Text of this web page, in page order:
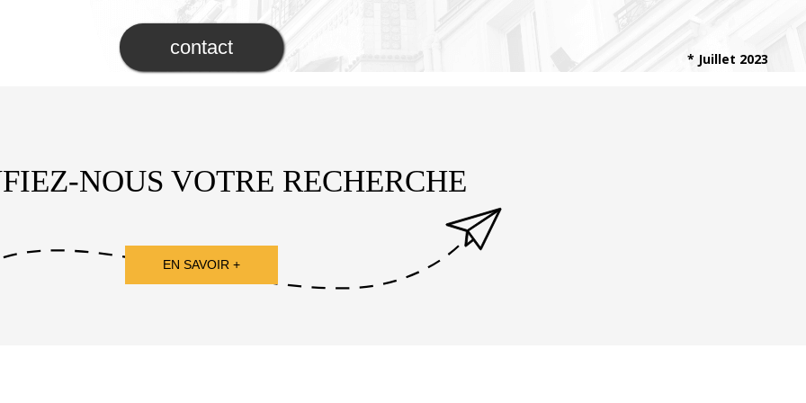
contact
* Juillet 2023
NOUS VOTRE RECHERCHE
EN SAVOIR +